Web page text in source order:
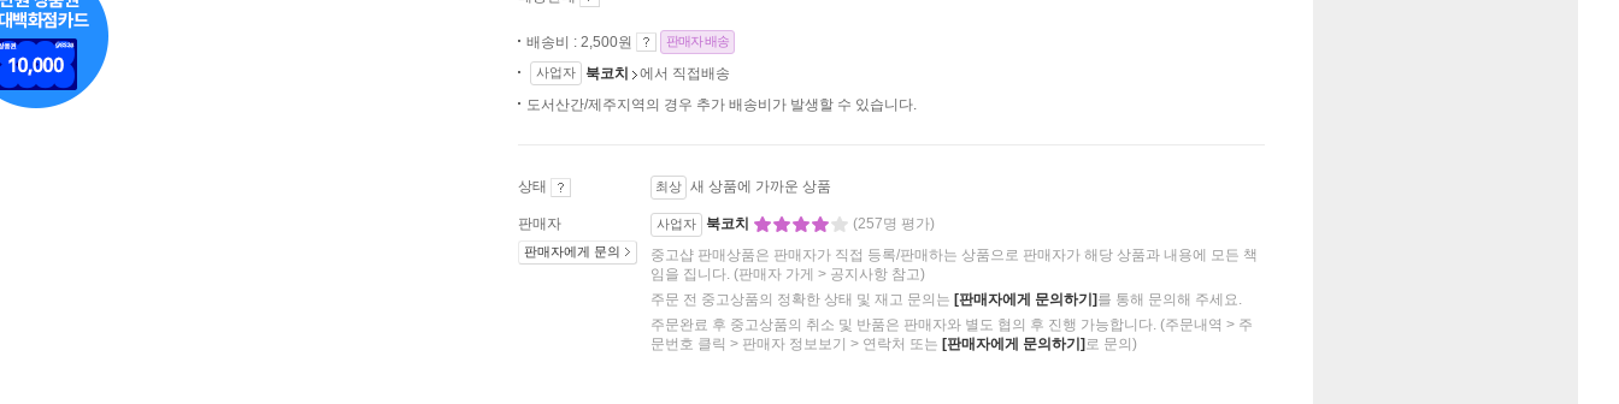
배송비 : 2,500원 판매자 배송
사업자 북코치
에서 직접배송
도서산간/제주지역의 경우 추가 배송비가 발생할 수 있습니다.
상태 최상 새 상품에 가까운 상품
판매자
판매자에게 문의
사업자 북코치
(257명 평가)
중고샵 판매상품은 판매자가 직접 등록/판매하는 상품으로 판매자가 해당 상품과 내용에 모든 책
임을 집니다. (판매자 가게 > 공지사항 참고)
주문 전 중고상품의 정확한 상태 및 재고 문의는 [판매자에게 문의하기] 를 통해 문의해 주세요.
주문완료 후 중고상품의 취소 및 반품은 판매자와 별도 협의 후 진행 가능합니다. (주문내역 > 주
문번호 클릭 > 판매자 정보보기 > 연락처 또는 [판매자에게 문의하기] 로 문의)